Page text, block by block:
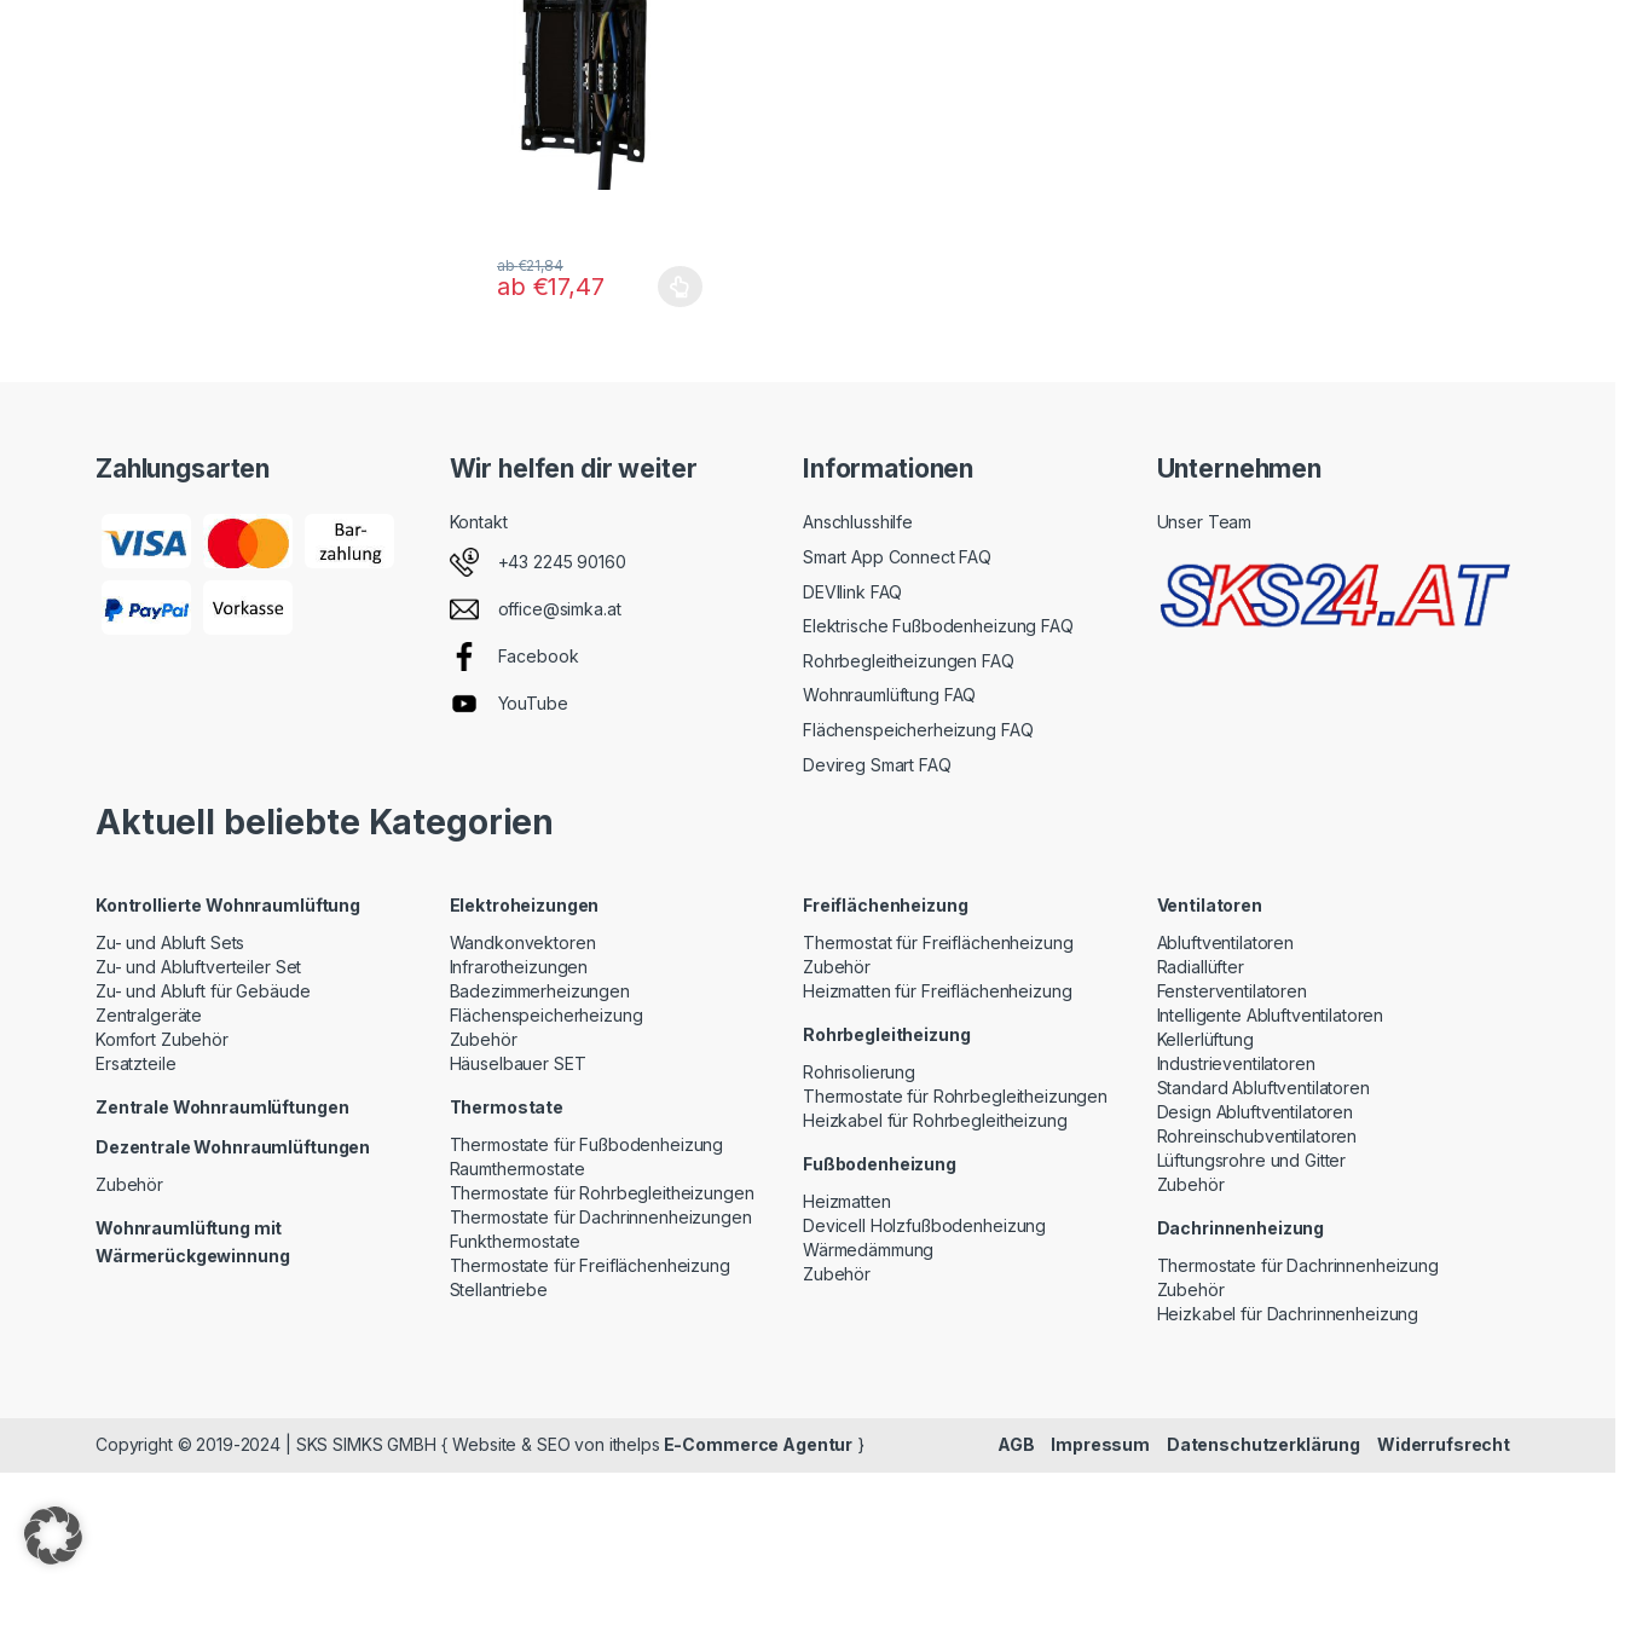
ab€21,84
ab €17,47
Dieses Produkt weist mehrere Varianten auf. Die Optionen können auf der Produktseite gewählt werden
Zahlungsarten Wir helfen dir weiter
Kontakt
+43 2245 90160
office@simka.at
Facebook
YouTube
Informationen
Anschlusshilfe
Smart App Connect FAQ
DEVIlink FAQ
Elektrische Fußbodenheizung FAQ
Rohrbegleitheizungen FAQ
Wohnraumlüftung FAQ
Flächenspeicherheizung FAQ
Devireg Smart FAQ
Unternehmen
Unser Team
Aktuell beliebte Kategorien
Kontrollierte Wohnraumlüftung
Zu- und Abluft Sets
Zu- und Abluftverteiler Set
Zu- und Abluft für Gebäude
Zentralgeräte
Komfort Zubehör
Ersatzteile
Zentrale Wohnraumlüftungen
Dezentrale Wohnraumlüftungen
Zubehör
Wohnraumlüftung mit
Wärmerückgewinnung
Elektroheizungen
Wandkonvektoren
Infrarotheizungen
Badezimmerheizungen
Flächenspeicherheizung
Zubehör
Häuselbauer SET
Thermostate
Thermostate für Fußbodenheizung
Raumthermostate
Thermostate für Rohrbegleitheizungen
Thermostate für Dachrinnenheizungen
Funkthermostate
Thermostate für Freiflächenheizung
Stellantriebe
Freiflächenheizung
Thermostat für Freiflächenheizung
Zubehör
Heizmatten für Freiflächenheizung
Rohrbegleitheizung
Rohrisolierung
Thermostate für Rohrbegleitheizungen
Heizkabel für Rohrbegleitheizung
Fußbodenheizung
Heizmatten
Devicell Holzfußbodenheizung
Wärmedämmung
Zubehör
Ventilatoren
Abluftventilatoren
Radiallüfter
Fensterventilatoren
Intelligente Abluftventilatoren
Kellerlüftung
Industrieventilatoren
Standard Abluftventilatoren
Design Abluftventilatoren
Rohreinschubventilatoren
Lüftungsrohre und Gitter
Zubehör
Dachrinnenheizung
Thermostate für Dachrinnenheizung
Zubehör
Heizkabel für Dachrinnenheizung
Copyright © 2019-2024 | SKS SIMKS GMBH { Website & SEO von ithelps E-Commerce Agentur } AGB Impressum Datenschutzerklärung Widerrufsrecht